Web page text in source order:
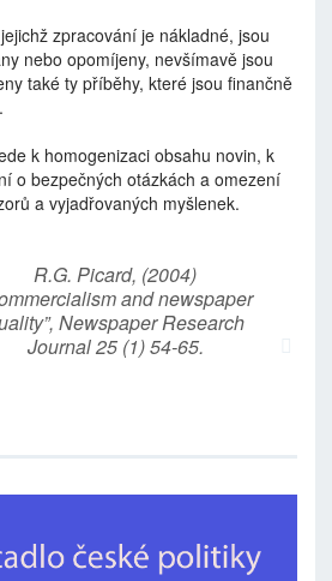
zpracování je nákladné, jsou
nebo opomíjeny, nevšímavě jsou
také ty příběhy, které jsou finančně
k homogenizaci obsahu novin, k
o bezpečných otázkách a omezení
a vyjadřovaných myšlenek.
R.G. Picard, (2004)
and newspaper
Newspaper Research
Journal 25 (1) 54-65.